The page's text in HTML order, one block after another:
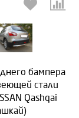
бампера
стали
Qashqai